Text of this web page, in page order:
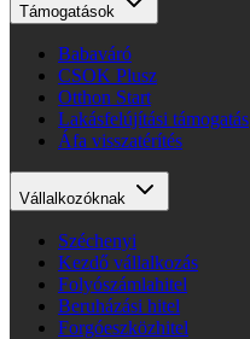
Támogatások
Babaváró
CSOK Plusz
Otthon Start
Lakásfelújítási támogatás
Áfa visszatérítés
Vállalkozóknak
Széchenyi
Kezdő vállalkozás
Folyószámlahitel
Beruházási hitel
Forgóeszközhitel